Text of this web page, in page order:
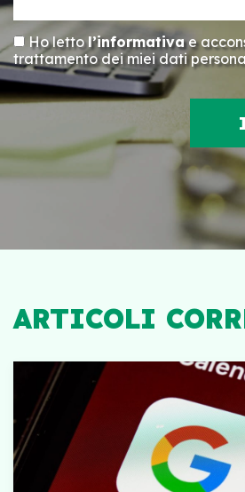
Ho lettol’informativae
trattamento dei miei dati
ARTICOLI